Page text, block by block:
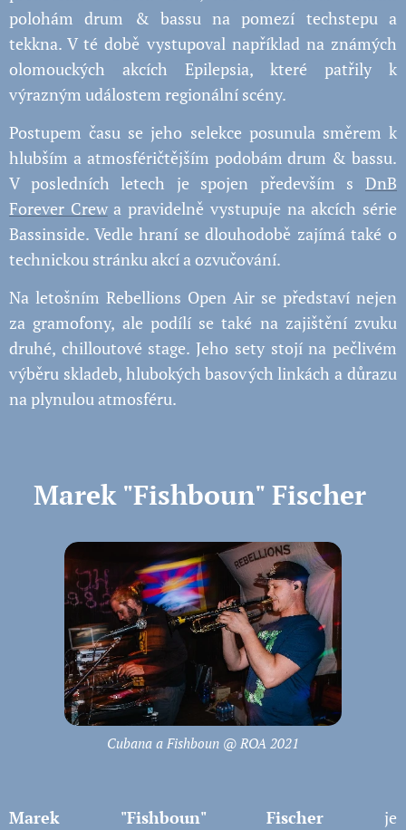
polohám drum & bassu na pomezí techstepu a
tekkna. V té době vystupoval například na známých
olomouckých akcích Epilepsia, které patřily k
výrazným událostem regionální scény.
Postupem času se jeho selekce posunula směrem k
hlubším a atmosféričtějším podobám drum & bassu.
V posledních letech je spojen především s DnB
Forever Crewa pravidelně vystupuje na akcích série
Bassinside. Vedle hraní se dlouhodobě zajímá také o
technickou stránku akcí a ozvučování.
Na letošním Rebellions Open Air se představí nejen
za gramofony, ale podílí se také na zajištění zvuku
druhé, chilloutové stage. Jeho sety stojí na pečlivém
výběru skladeb, hlubokých basových linkách a důrazu
na plynulou atmosféru.
Marek "Fishboun" Fischer
Cubana a Fishboun @ ROA 2021
Marek "Fishboun" Fischer je